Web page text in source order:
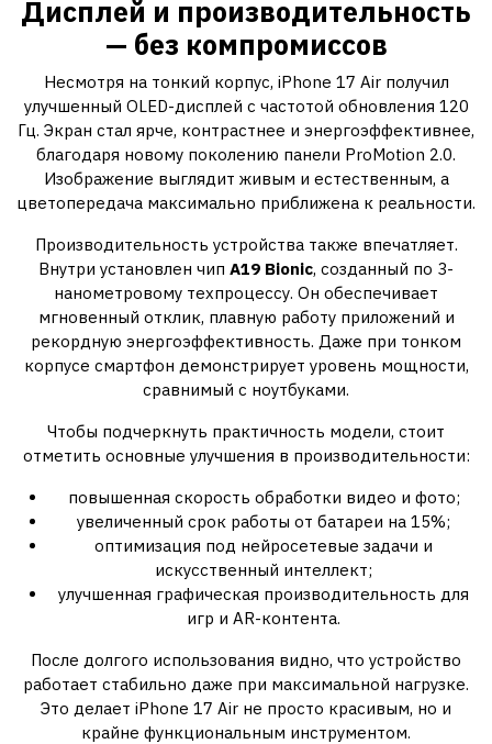
Дисплей и производительность
— без компромиссов
Несмотря на тонкий корпус, iPhone 17 Air получил
улучшенный OLED-дисплей с частотой обновления 120
Гц. Экран стал ярче, контрастнее и энергоэффективнее,
благодаря новому поколению панели ProMotion 2.0.
Изображение выглядит живым и естественным, а
цветопередача максимально приближена к реальности.
Производительность устройства также впечатляет.
Внутри установлен чип A19 Bionic, созданный по 3-
нанометровому техпроцессу. Он обеспечивает
мгновенный отклик, плавную работу приложений и
рекордную энергоэффективность. Даже при тонком
корпусе смартфон демонстрирует уровень мощности,
сравнимый с ноутбуками.
Чтобы подчеркнуть практичность модели, стоит
отметить основные улучшения в производительности:
повышенная скорость обработки видео и фото;
увеличенный срок работы от батареи на 15%;
оптимизация под нейросетевые задачи и
искусственный интеллект;
улучшенная графическая производительность для
игр и AR-контента.
После долгого использования видно, что устройство
работает стабильно даже при максимальной нагрузке.
Это делает iPhone 17 Air не просто красивым, но и
крайне функциональным инструментом.